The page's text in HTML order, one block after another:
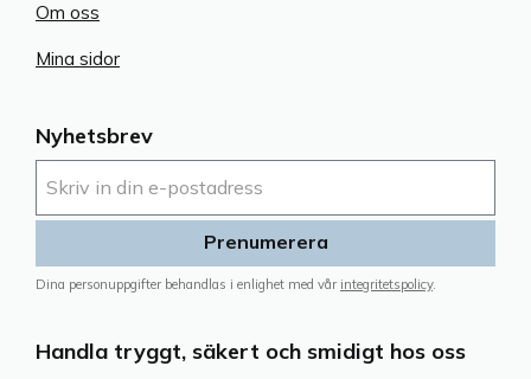
Nyhetsbrev
Prenumerera
Dina personuppgifter behandlas i enlighet med vår integritetspolicy.
Handla tryggt, säkert och smidigt hos oss
Om oss
Mina sidor